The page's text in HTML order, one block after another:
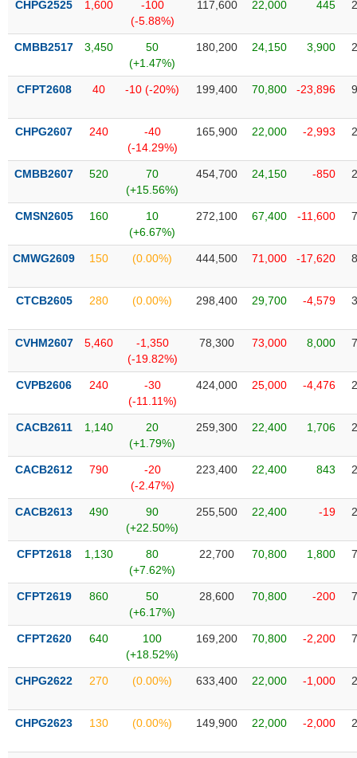
Tâm
thị
trường
CHPG2525 1,600
-100
(-5.88%)
117,600 22,000 445
CMBB2517 3,450
50
(+1.47%)
180,200 24,150 3,900
CFPT2608 40 -10 (-20%) 199,400 70,800 -23,896
CHPG2607 240
-40
(-14.29%)
165,900 22,000 -2,993
CMBB2607 520
70
(+15.56%)
454,700 24,150 -850
CMSN2605 160
10
(+6.67%)
272,100 67,400 -11,600
CMWG2609 150 (0.00%) 444,500 71,000 -17,620
CTCB2605 280 (0.00%) 298,400 29,700 -4,579
CVHM2607 5,460
-1,350
(-19.82%)
78,300 73,000 8,000
CVPB2606 240
-30
(-11.11%)
424,000 25,000 -4,476
CACB2611 1,140
20
(+1.79%)
259,300 22,400 1,706
CACB2612 790
-20
(-2.47%)
223,400 22,400 843
CACB2613 490
90
(+22.50%)
255,500 22,400 -19
CFPT2618 1,130
80
(+7.62%)
22,700 70,800 1,800
CFPT2619 860
50
(+6.17%)
28,600 70,800 -200
CFPT2620 640
100
(+18.52%)
169,200 70,800 -2,200
CHPG2622 270 (0.00%) 633,400 22,000 -1,000
CHPG2623 130 (0.00%) 149,900 22,000 -2,000
DÙNG
THIẾT
YẾU
TIÊU
THIẾT
YẾU
CHĂM
SỨC
TÀI
TIN
VỤ
THÔNG